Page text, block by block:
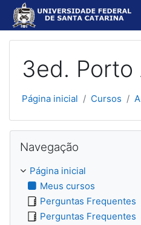
Ir para o conteúdo principal
3ed. Porto
Página inicial Cursos
Navegação
Página inicial
Meus cursos
Perguntas Frequentes
Perguntas Frequentes